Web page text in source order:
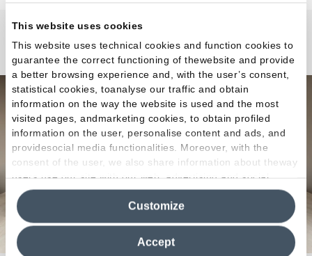
This website uses cookies
This website uses technical cookies and function cookies to
guarantee the correct functioning of thewebsite and provide
a better browsing experience and, with the user’s consent,
statistical cookies, toanalyse our traffic and obtain
information on the way the website is used and the most
visited pages, andmarketing cookies, to obtain profiled
information on the user, personalise content and ads, and
providesocial media functionalities. Moreover, with the
consent of the user, we also share information about theway
users use our site with our web, advertising and social
media analytics partners, who may combine itwith other
information in their possession. By closing this banner,
clicking on "Reject", it will be possible tocontinue browsing
the site after installing only technical cookies. For more
information see the
Cookie Policy
Accept
Customize
Dual Travertine